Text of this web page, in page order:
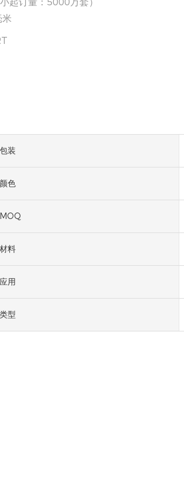
米
包装
颜色
MOQ
材料
应用
类型